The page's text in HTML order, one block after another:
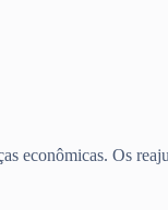
econômicas. Os